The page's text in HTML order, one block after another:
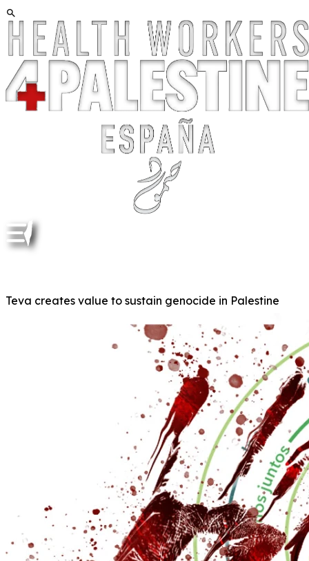
Teva creates value to sustain genocide in Palestine